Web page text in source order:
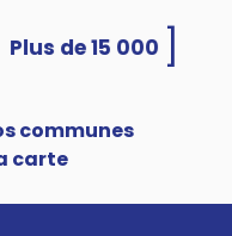
communes
carte